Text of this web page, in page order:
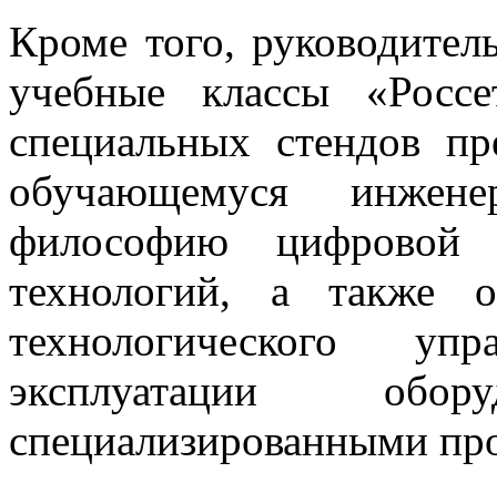
Кроме того,
учебные классы
специальных стендов
обучающемуся
философию
технологий, а также
технологического
эксплуатации
специализированными